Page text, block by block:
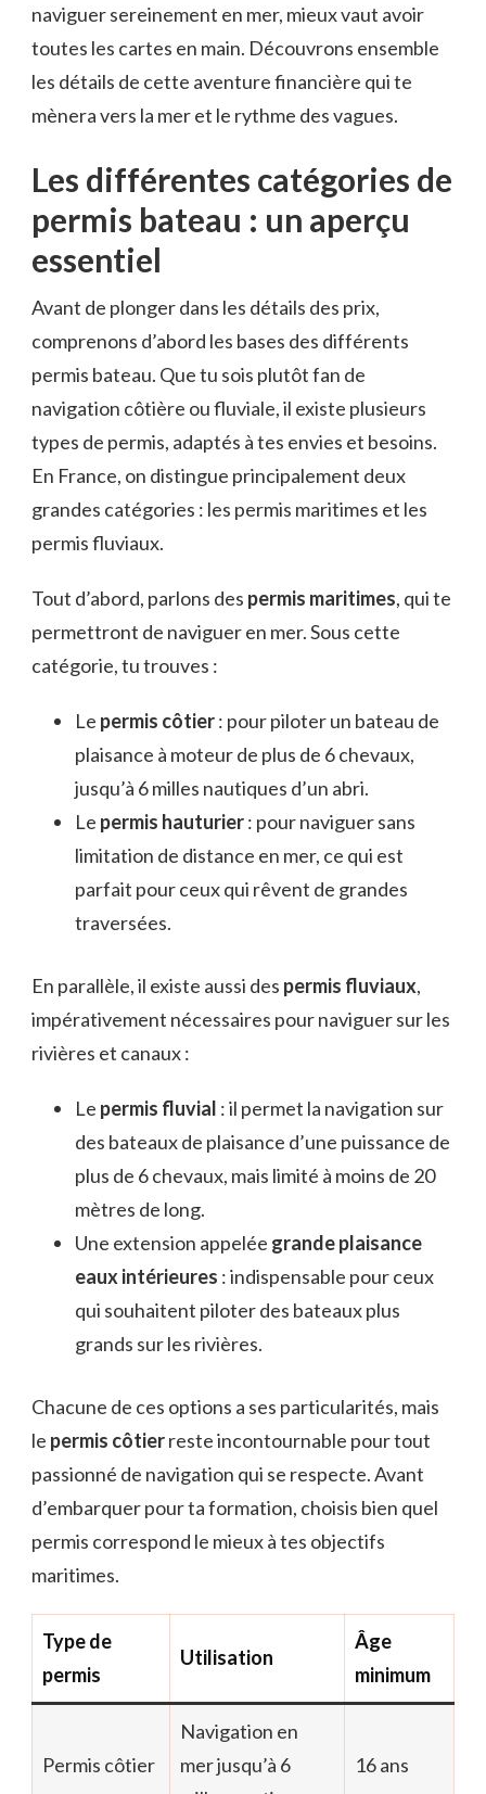
naviguer sereinement en mer, mieux vaut avoir
toutes les cartes en main. Découvrons ensemble
les détails de cette aventure financière qui te
mènera vers la mer et le rythme des vagues.
Les différentes catégories de
permis bateau : un aperçu
essentiel
Avant de plonger dans les détails des prix,
comprenons d’abord les bases des différents
permis bateau. Que tu sois plutôt fan de
navigation côtière ou fluviale, il existe plusieurs
types de permis, adaptés à tes envies et besoins.
En France, on distingue principalement deux
grandes catégories : les permis maritimes et les
permis fluviaux.
Tout d’abord, parlons des permis maritimes, qui te
permettront de naviguer en mer. Sous cette
catégorie, tu trouves :
Le permis côtier: pour piloter un bateau de
plaisance à moteur de plus de 6 chevaux,
jusqu’à 6 milles nautiques d’un abri.
Le permis hauturier: pour naviguer sans
limitation de distance en mer, ce qui est
parfait pour ceux qui rêvent de grandes
traversées.
En parallèle, il existe aussi des permis fluviaux,
impérativement nécessaires pour naviguer sur les
rivières et canaux :
Le permis fluvial : il permet la navigation sur
des bateaux de plaisance d’une puissance de
plus de 6 chevaux, mais limité à moins de 20
mètres de long.
Une extension appelée grande plaisance
eaux intérieures : indispensable pour ceux
qui souhaitent piloter des bateaux plus
grands sur les rivières.
Chacune de ces options a ses particularités, mais
le permis côtierreste incontournable pour tout
passionné de navigation qui se respecte. Avant
d’embarquer pour ta formation, choisis bien quel
permis correspond le mieux à tes objectifs
maritimes.
Type de
permis
Utilisation
Âge
minimum
Permis côtier
Navigation en
mer jusqu’à 6
16 ans